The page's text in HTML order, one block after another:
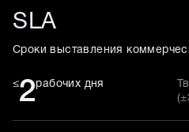
SLA
Сроки выставления
≤2рабочих дня